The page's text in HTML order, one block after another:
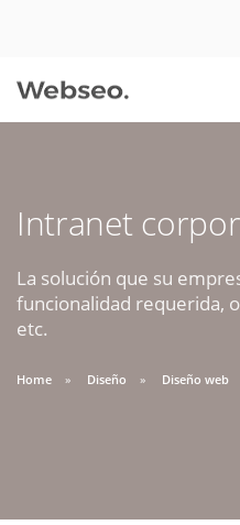
Intranet
La solución que su
funcionalidad requerida,
etc.
Home Diseño Diseño web
09:30 AM A